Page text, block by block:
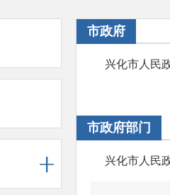
市政府
兴化市人民
市政府部门
兴化市人民